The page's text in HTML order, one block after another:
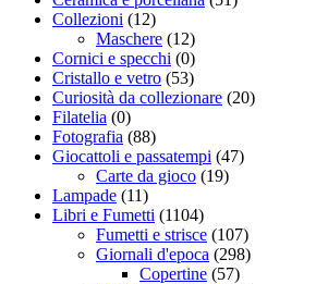
Collezioni (12)
Maschere (12)
Cornici e specchi (0)
Cristallo e vetro (53)
Curiosità da collezionare (20)
Filatelia (0)
Fotografia (88)
Giocattoli e passatempi (47)
Carte da gioco (19)
Lampade (11)
Libri e Fumetti (1104)
Fumetti e strisce (107)
Giornali d'epoca (298)
Copertine (57)